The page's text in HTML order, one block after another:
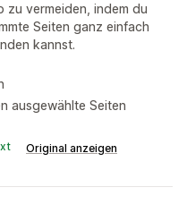
zu vermeiden, indem du
Seiten ganz einfach
kannst.
ausgewählte Seiten
Original anzeigen